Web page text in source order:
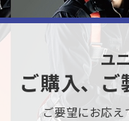
ユ
ご購入、ご
ご要望にお応え